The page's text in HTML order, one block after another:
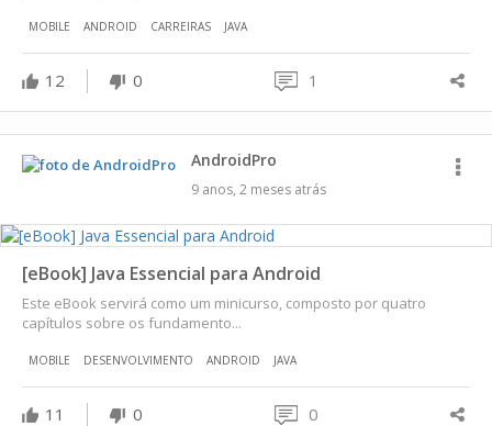
MOBILE ANDROID CARREIRAS JAVA
12 0 1
AndroidPro
9 anos, 2 meses atrás
[eBook] Java Essencial para Android
Este eBook servirá como um minicurso, composto por quatro
capítulos sobre os fundamento...
MOBILE DESENVOLVIMENTO ANDROID JAVA
11 0 0